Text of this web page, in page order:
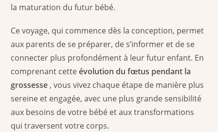
la maturation du futur bébé.
Ce voyage, qui commence dès la conception, permet
aux parents de se préparer, de s’informer et de se
connecter plus profondément à leur futur enfant. En
comprenant cetteévolution du fœtus pendant la
grossesse , vous vivez chaque étape de manière plus
sereine et engagée, avec une plus grande sensibilité
aux besoins de votre bébé et aux transformations
qui traversent votre corps.